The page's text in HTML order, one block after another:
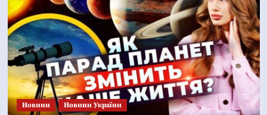
Новини Новини України